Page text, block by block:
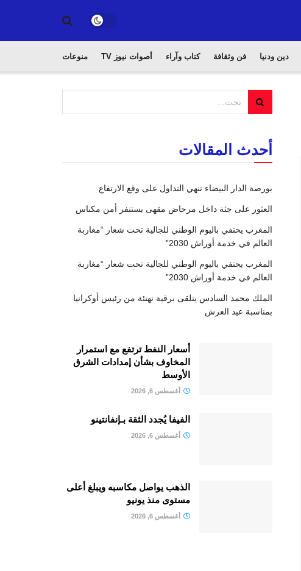
دين ودنيا فن وثقافة كتاب وآراء أصوات نيوز TV منوعات
أحدث المقالات
بورصة الدار البيضاء تنهي التداول على وقع الارتفاع
العثور على جثة داخل مرحاض مقهى يستنفر أمن مكناس
المغرب يحتفي باليوم الوطني للجالية تحت شعار “مغاربة
العالم في خدمة أوراش 2030”
المغرب يحتفي باليوم الوطني للجالية تحت شعار “مغاربة
العالم في خدمة أوراش 2030”
الملك محمد السادس يتلقى برقية تهنئة من رئيس أوكرانيا
بمناسبة عيد العرش
أسعار النفط ترتفع مع استمرار
المخاوف بشأن إمدادات الشرق
الأوسط
أغسطس 6, 2026
الفيفا يُجدد الثقة بـإنفانتينو
أغسطس 6, 2026
الذهب يواصل مكاسبه ويبلغ أعلى
مستوى منذ يونيو
أغسطس 6, 2026